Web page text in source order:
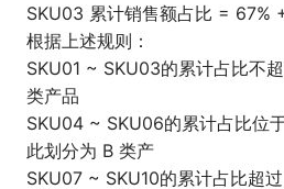
SKU03 累计销售额占比 = 67%
根据上述规则：
SKU01 ~ SKU03的累计占比不
类产品
SKU04 ~ SKU06的累计占比位
此划分为 B 类产
SKU07 ~ SKU10的累计占比超